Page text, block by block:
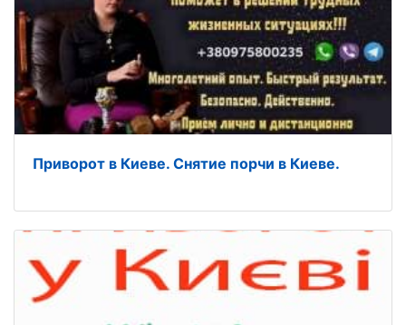
Приворот в Киеве. Снятие порчи в Киеве.